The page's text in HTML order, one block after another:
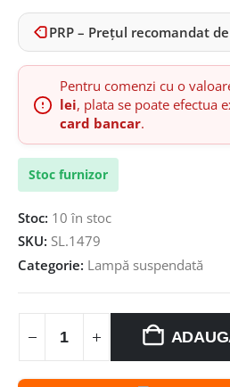
PRP – Prețul recomandat
Pentru comenzi cu o
lei, plata se poate efectua
card bancar.
Stoc furnizor
Stoc: 10 în stoc
SKU: SL.1479
Categorie: Lampă suspendată